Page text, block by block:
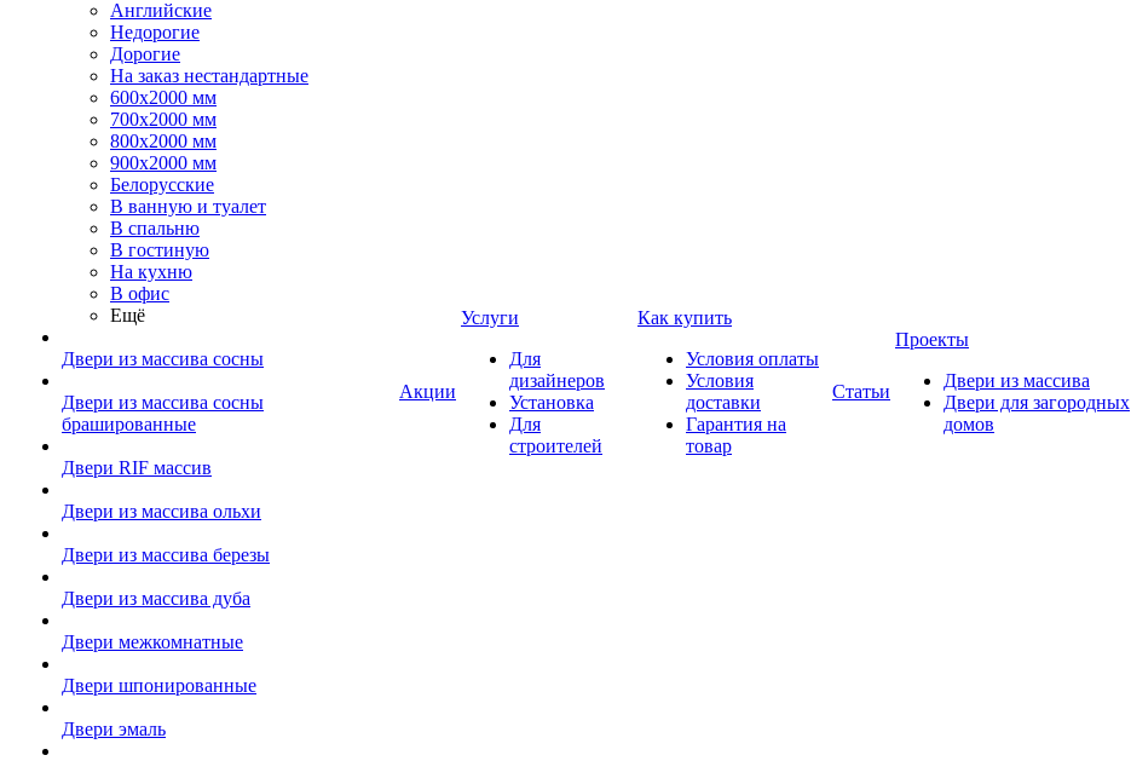
Английские
Недорогие
Дорогие
На заказ нестандартные
600х2000 мм
700х2000 мм
800х2000 мм
900х2000 мм
Белорусские
В ванную и туалет
В спальню
В гостиную
На кухню
В офис
Ещё
Двери из массива сосны
Двери из массива сосны
брашированные
Двери RIF массив
Двери из массива ольхи
Двери из массива березы
Двери из массива дуба
Двери межкомнатные
Двери шпонированные
Двери эмаль
Акции
Услуги
Для
дизайнеров
Установка
Для
строителей
Как купить
Условия оплаты
Условия
доставки
Гарантия на
товар
Статьи
Проекты
Двери из массива
Двери для загородных
домов